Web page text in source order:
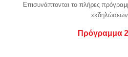
Επισυνάπτονται το πλήρες
εκδηλώσεων
Πρόγραμμα